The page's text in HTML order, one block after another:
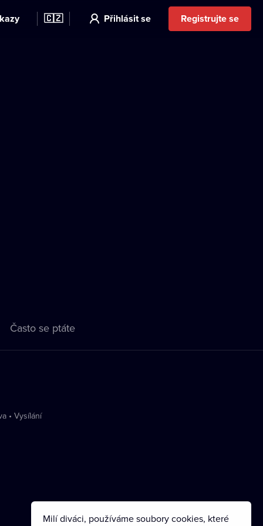
🇨🇿 Přihlásit se Registrujte se
Často se ptáte
• Vysílání
Milí diváci, používáme soubory cookies, které